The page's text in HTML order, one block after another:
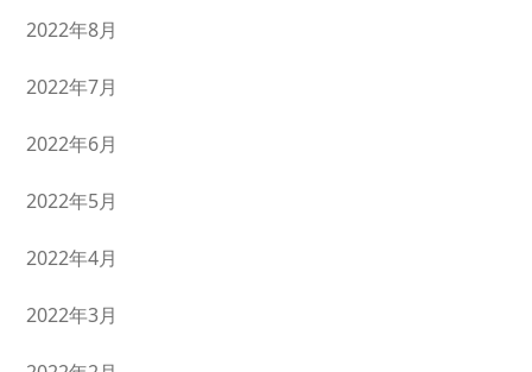
2022年8月
2022年7月
2022年6月
2022年5月
2022年4月
2022年3月